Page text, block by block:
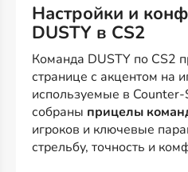
Настройки и конфиги команды
DUSTY в CS2
Команда DUSTY по CS2
странице с акцентом на
используемые в
собраны прицелы
игроков и ключевые
стрельбу, точность и